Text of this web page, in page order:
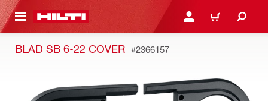
HOOFDINHOUD AANMELDEN OF
WINKELWAGEN
BLAD SB 6-22 COVER #2366157